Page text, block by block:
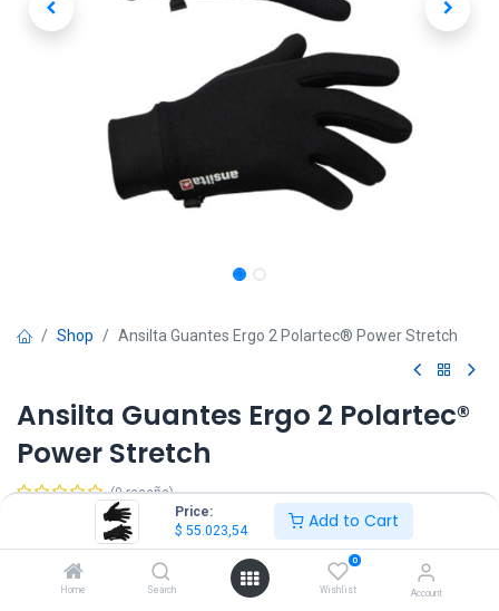
Price:
$ 55.023,54 Add to Cart
Home Search
0
Wishlist Account
Shop Ansilta Guantes Ergo 2 Polartec® Power Stretch
Ansilta Guantes Ergo 2 Polartec®
Power Stretch
(0 reseña)
55.023,54 IVA Incluido